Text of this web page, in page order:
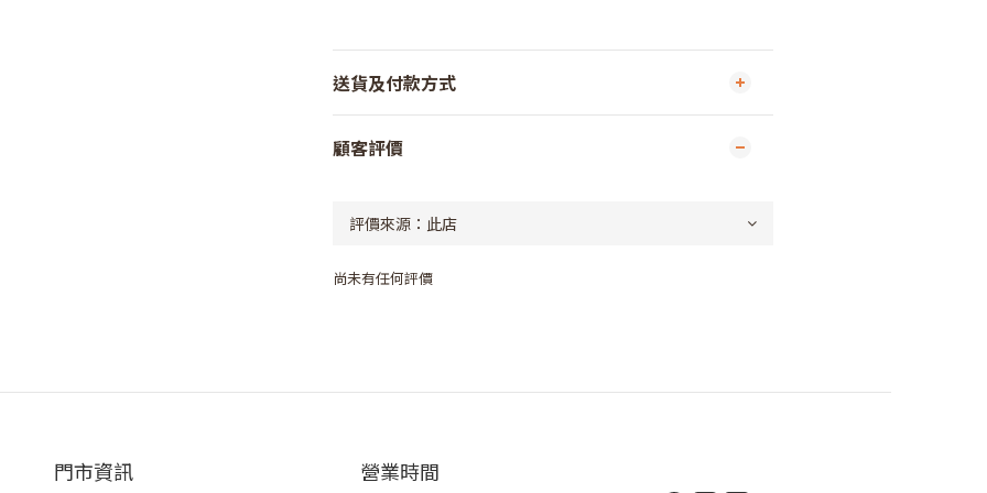
送貨及付款方式
顧客評價
尚未有任何評價
門市資訊 營業時間